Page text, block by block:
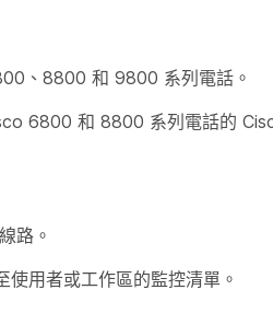
、8800 和 9800 系列電話。
6800 和 8800 系列電話的
路。
用者或工作區的監控清單。